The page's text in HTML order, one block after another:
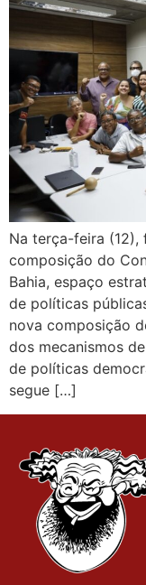
Na terça-feira (12),
composição do
Bahia, espaço
de políticas
nova composição
dos mecanismos
de políticas
segue […]